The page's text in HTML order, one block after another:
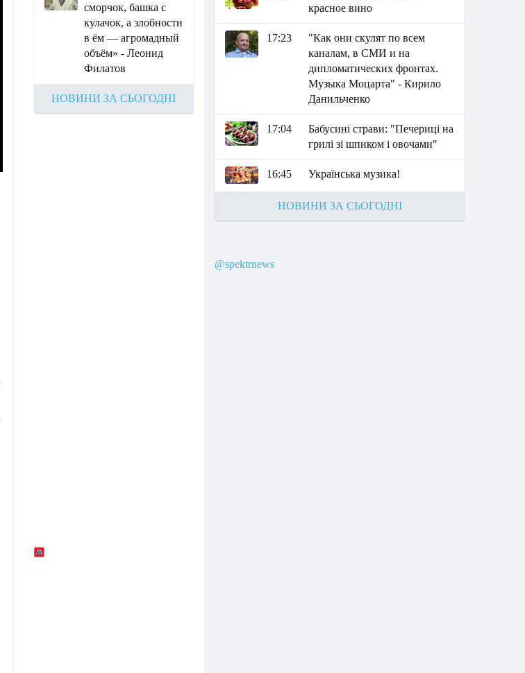
сморчок, башка с
кулачок, а злобности
в ём — агромадный
объём» - Леонид
Филатов
НОВИНИ ЗА СЬОГОДНІ
красное вино
17:23
"Как они скулят по всем
каналам, в СМИ и на
дипломатических фронтах.
Музыка Моцарта" - Кирило
Данильченко
17:04
Бабусині страви: "Печериці на
грилі зі шпиком і овочами"
16:45 Українська музика!
НОВИНИ ЗА СЬОГОДНІ
@spektrnews